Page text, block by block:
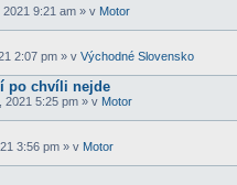
9:21 am » v Motor
2:07 pm » v Východné Slovensko
po chvíli nejde
2021 5:25 pm » v Motor
3:56 pm » v Motor